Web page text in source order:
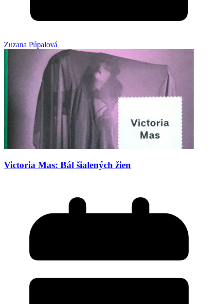
Zuzana Púpalová
Victoria Mas: Bál šialených žien